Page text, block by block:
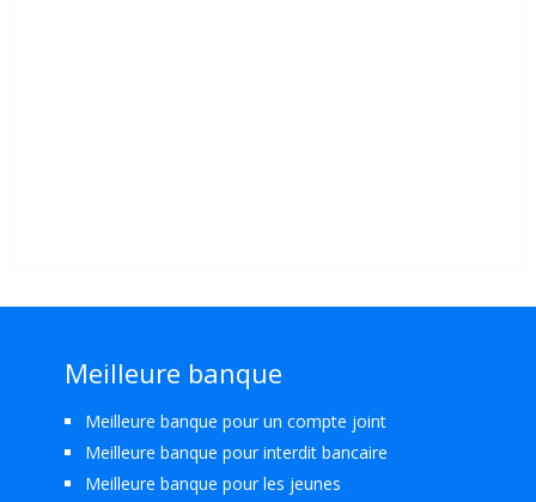
Meilleure banque
Meilleure banque pour un compte joint
Meilleure banque pour interdit bancaire
Meilleure banque pour les jeunes